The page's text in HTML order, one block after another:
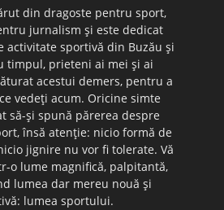
din dragoste pentru sport,
jurnalism şi este dedicat
activitate sportivă din Buzău şi
timpul, prieteni ai mei şi ai
acestui demers, pentru a
vedeţi acum. Oricine simte
să-şi spună părerea despre
însă atenţie: nicio formă de
jignire nu vor fi tolerate. Vă
o lume magnifică, palpitantă,
lumea dar mereu nouă şi
lumea sportului.